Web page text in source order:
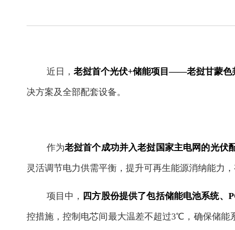
近日， 老挝首个光伏+储能项目——老挝甘蒙色
决方案及全部配套设备。
作为老挝首个成功并入老挝国家主电网的光伏
灵活调节电力供需平衡，提升可再生能源消纳能力
项目中， 四方股份提供了包括储能电池系统、
控措施，控制电芯间最大温差不超过3℃，确保储能